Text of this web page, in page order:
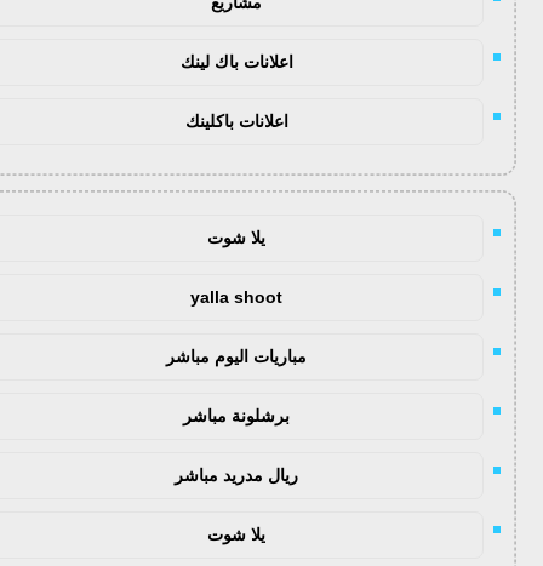
اعلانات باك لينك
اعلانات باكلينك
يلا شوت
yalla shoot
مباريات اليوم مباشر
برشلونة مباشر
ريال مدريد مباشر
يلا شوت